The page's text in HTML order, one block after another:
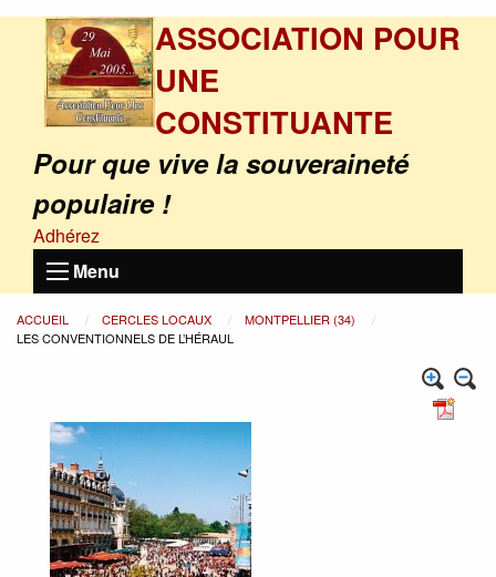
ASSOCIATION POUR
UNE
CONSTITUANTE
Pour que vive la souveraineté
populaire !
Adhérez
Menu
ACCUEIL CERCLES LOCAUX
MONTPELLIER (34)
LES CONVENTIONNELS DE L’HÉRAUL